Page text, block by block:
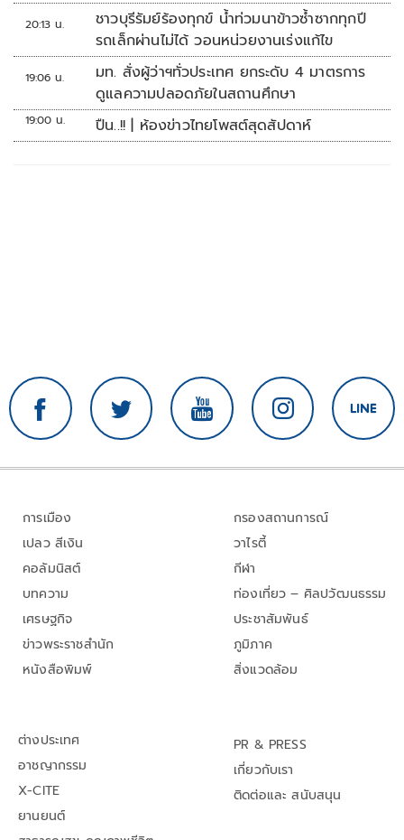
20:13 น.
ชาวบุรีรัมย์ร้องทุกข์ น้ำท่วมนาข้าวซ้ำซากทุกปี
รถเล็กผ่านไม่ได้ วอนหน่วยงานเร่งแก้ไข
19:06 น.
มท. สั่งผู้ว่าฯทั่วประเทศ ยกระดับ 4 มาตรการ
ดูแลความปลอดภัยในสถานศึกษา
19:00 น. ปืน..!! | ห้องข่าวไทยโพสต์สุดสัปดาห์
การเมือง
เปลว สีเงิน
คอลัมนิสต์
บทความ
เศรษฐกิจ
ข่าวพระราชสำนัก
หนังสือพิมพ์
กรองสถานการณ์
วาไรตี้
กีฬา
ท่องเที่ยว – ศิลปวัฒนธรรม
ประชาสัมพันธ์
ภูมิภาค
สิ่งแวดล้อม
ต่างประเทศ
อาชญากรรม
X-CITE
ยานยนต์
PR & PRESS
เกี่ยวกับเรา
ติดต่อและ สนับสนุน